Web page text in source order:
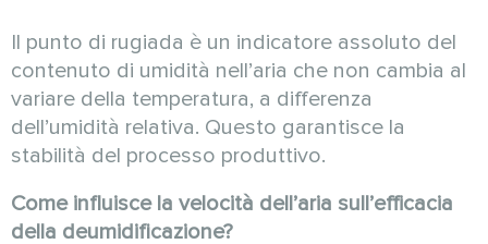
Il punto di rugiada è un indicatore assoluto del
contenuto di umidità nell’aria che non cambia al
variare della temperatura, a differenza
dell’umidità relativa. Questo garantisce la
stabilità del processo produttivo.
Come influisce la velocità dell’aria sull’efficacia
della deumidificazione?